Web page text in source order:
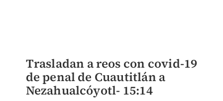
Trasladan a reos con covid-19
de penal de Cuautitlán a
Nezahualcóyotl- 15:14